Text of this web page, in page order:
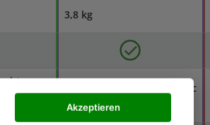
3,8 kg
Farbe
Luftbefeuchter, Filter, Ionic
Silverstick
Akzeptieren